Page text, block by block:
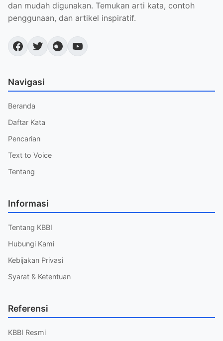
dan mudah digunakan. Temukan arti kata, contoh
penggunaan, dan artikel inspiratif.
Navigasi
Beranda
Daftar Kata
Pencarian
Text to Voice
Tentang
Informasi
Tentang KBBI
Hubungi Kami
Kebijakan Privasi
Syarat & Ketentuan
Referensi
KBBI Resmi